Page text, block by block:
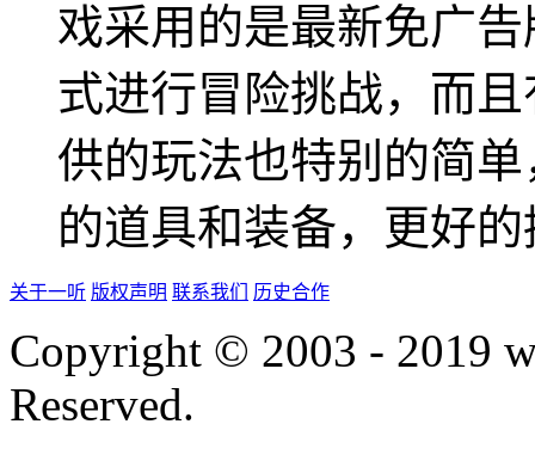
戏采用的是最新免广
式进行冒险挑战，而
供的玩法也特别的简
的道具和装备，更好
关于一听 版权声明 联系我们 历史合作
Copyright © 2003 - 2019
Reserved.